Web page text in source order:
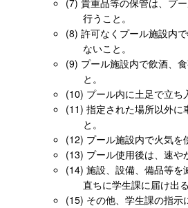
貴重品等の保管は、プ
行うこと。
許可なくプール施設内
ないこと。
プール施設内で飲酒、
と。
プール内に土足で立ち
指定された場所以外に
と。
プール施設内で火気を
プール使用後は、速や
施設、設備、備品等を
直ちに学生課に届け出る
その他、学生課の指示